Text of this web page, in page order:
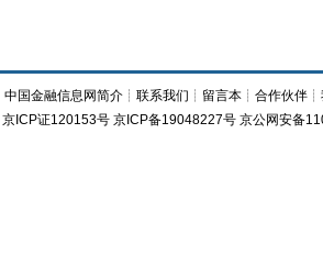
中国金融信息网简介 ┊联系我们 ┊ 留言本 ┊合作伙伴 ┊
京ICP证120153号 京ICP备19048227号 京公网安备